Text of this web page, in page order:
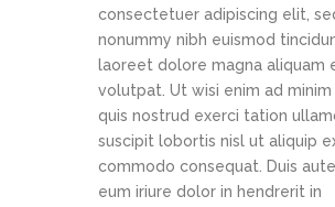
consectetuer adipiscing elit,
nonummy nibh euismod
laoreet dolore magna aliquam
volutpat. Ut wisi enim ad minim
quis nostrud exerci tation
suscipit lobortis nisl ut aliquip
commodo consequat. Duis
eum iriure dolor in hendrerit in